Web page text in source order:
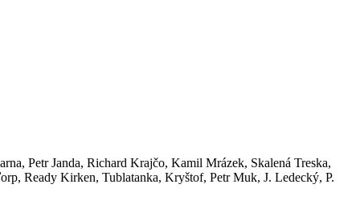
Petr Janda, Richard Krajčo, Kamil Mrázek, Skalená Treska,
Ready Kirken, Tublatanka, Kryštof, Petr Muk, J. Ledecký, P.